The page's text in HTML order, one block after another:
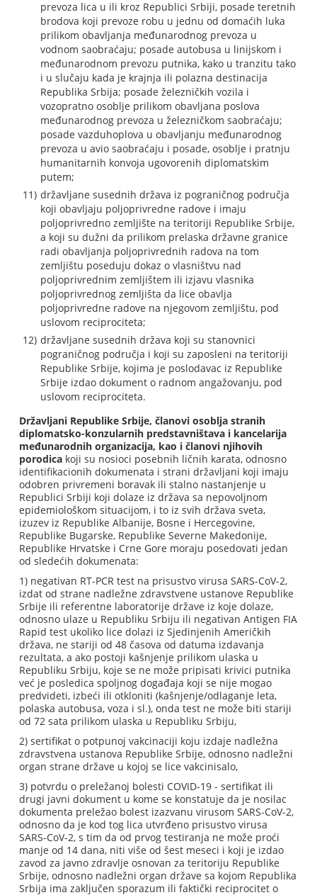
prevoza lica u ili kroz Republici Srbiji, posade teretnih
brodova koji prevoze robu u jednu od domaćih luka
prilikom obavljanja međunarodnog prevoza u
vodnom saobraćaju; posade autobusa u linijskom i
međunarodnom prevozu putnika, kako u tranzitu tako
i u slučaju kada je krajnja ili polazna destinacija
Republika Srbija; posade železničkih vozila i
vozopratno osoblje prilikom obavljana poslova
međunarodnog prevoza u železničkom saobraćaju;
posade vazduhoplova u obavljanju međunarodnog
prevoza u avio saobraćaju i posade, osoblje i pratnju
humanitarnih konvoja ugovorenih diplomatskim
putem;
državljane susednih država iz pograničnog područja
koji obavljaju poljoprivredne radove i imaju
poljoprivredno zemljište na teritoriji Republike Srbije,
a koji su dužni da prilikom prelaska državne granice
radi obavljanja poljoprivrednih radova na tom
zemljištu poseduju dokaz o vlasništvu nad
poljoprivrednim zemljištem ili izjavu vlasnika
poljoprivrednog zemljišta da lice obavlja
poljoprivredne radove na njegovom zemljištu, pod
uslovom reciprociteta;
državljane susednih država koji su stanovnici
pograničnog područja i koji su zaposleni na teritoriji
Republike Srbije, kojima je poslodavac iz Republike
Srbije izdao dokument o radnom angažovanju, pod
uslovom reciprociteta.
Državljani Republike Srbije, članovi osoblja stranih
diplomatsko-konzularnih predstavništava i kancelarija
međunarodnih organizacija, kao i članovi njihovih
porodica koji su nosioci posebnih ličnih karata, odnosno
identifikacionih dokumenata i strani državljani koji imaju
odobren privremeni boravak ili stalno nastanjenje u
Republici Srbiji koji dolaze iz država sa nepovoljnom
epidemiološkom situacijom, i to iz svih država sveta,
izuzev iz Republike Albanije, Bosne i Hercegovine,
Republike Bugarske, Republike Severne Makedonije,
Republike Hrvatske i Crne Gore moraju posedovati jedan
od sledećih dokumenata:
1) negativan RT-PCR test na prisustvo virusa SARS-CoV-2,
izdat od strane nadležne zdravstvene ustanove Republike
Srbije ili referentne laboratorije države iz koje dolaze,
odnosno ulaze u Republiku Srbiju ili negativan Antigen FIA
Rapid test ukoliko lice dolazi iz Sjedinjenih Američkih
država, ne stariji od 48 časova od datuma izdavanja
rezultata, a ako postoji kašnjenje prilikom ulaska u
Republiku Srbiju, koje se ne može pripisati krivici putnika
već je posledica spoljnog događaja koji se nije mogao
predvideti, izbeći ili otkloniti (kašnjenje/odlaganje leta,
polaska autobusa, voza i sl.), onda test ne može biti stariji
od 72 sata prilikom ulaska u Republiku Srbiju,
2) sertifikat o potpunoj vakcinaciji koju izdaje nadležna
zdravstvena ustanova Republike Srbije, odnosno nadležni
organ strane države u kojoj se lice vakcinisalo,
3) potvrdu o preležanoj bolesti COVID-19 - sertifikat ili
drugi javni dokument u kome se konstatuje da je nosilac
dokumenta preležao bolest izazvanu virusom SARS-CoV-2,
odnosno da je kod tog lica utvrđeno prisustvo virusa
SARS-CoV-2, s tim da od prvog testiranja ne može proći
manje od 14 dana, niti više od šest meseci i koji je izdao
zavod za javno zdravlje osnovan za teritoriju Republike
Srbije, odnosno nadležni organ države sa kojom Republika
Srbija ima zaključen sporazum ili faktički reciprocitet o